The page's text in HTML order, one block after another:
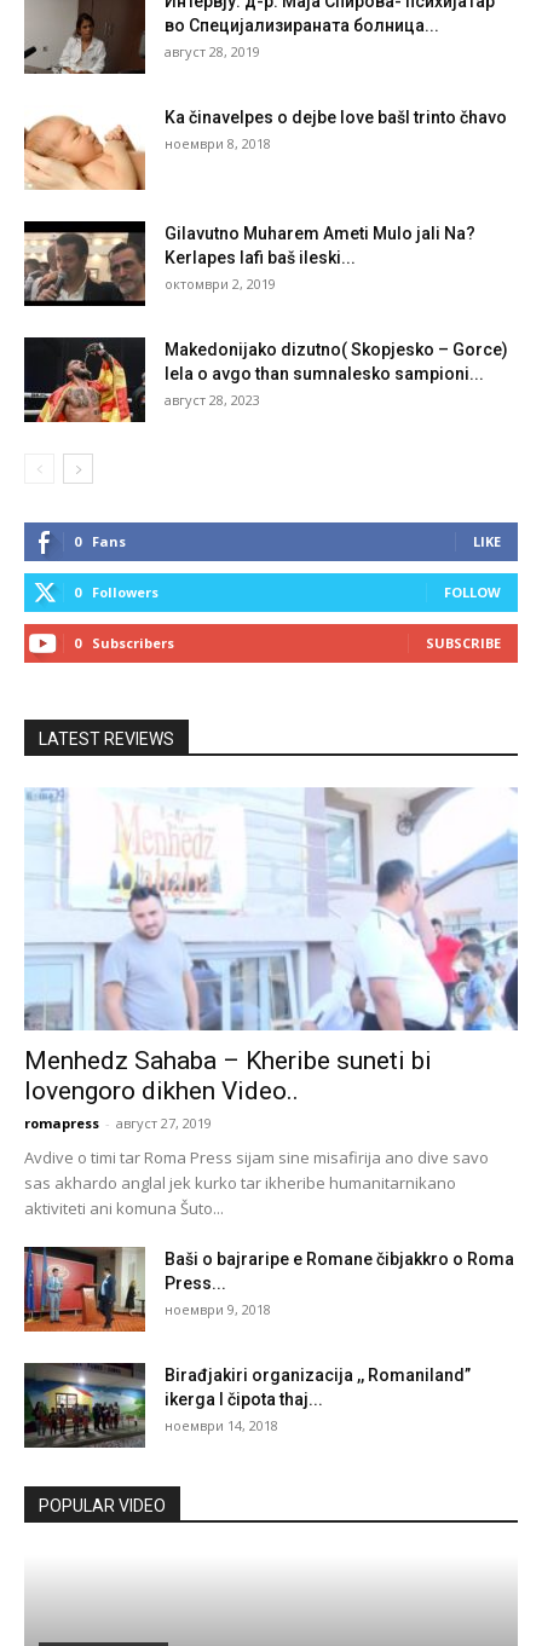
во Специјализираната болница...
август 28, 2019
Ka činavelpes o dejbe love bašI trinto čhavo
ноември 8, 2018
Gilavutno Muharem Ameti Mulo jali Na?
Kerlapes lafi baš ileski...
октомври 2, 2019
Makedonijako dizutno( Skopjesko – Gorce)
lela o avgo than sumnalesko sampioni...
август 28, 2023
0 Fans LIKE
0 Followers FOLLOW
0 Subscribers SUBSCRIBE
LATEST REVIEWS
Menhedz Sahaba – Kheribe suneti bi
lovengoro dikhen Video..
romapress - август 27, 2019
Avdive o timi tar Roma Press sijam sine misafirija ano dive savo
sas akhardo anglal jek kurko tar ikheribe humanitarnikano
aktiviteti ani komuna Šuto...
Baši o bajraripe e Romane čibjakkro o Roma
Press...
ноември 9, 2018
Birađjakiri organizacija ,, Romaniland”
ikerga I čipota thaj...
ноември 14, 2018
POPULAR VIDEO